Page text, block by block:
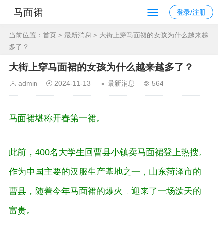
马面裙 登录/注册
当前位置： 首页 > 最新消息 > 大街上穿马面裙的女孩为什么越来越
多了？
大街上穿马面裙的女孩为什么越来越多了？
admin 2024-11-13 最新消息 564
马面裙堪称开春第一裙。
此前，400名大学生回曹县小镇卖马面裙登上热搜。
作为中国主要的汉服生产基地之一，山东菏泽市的
曹县，随着今年马面裙的爆火，迎来了一场泼天的
富贵。